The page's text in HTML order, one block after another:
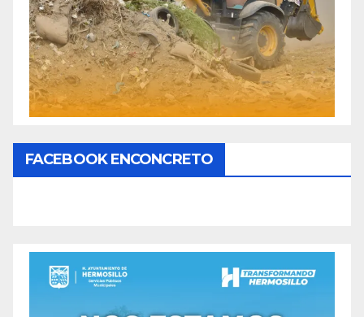
FACEBOOK ENCONCRETO